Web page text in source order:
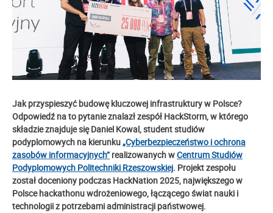
Jak przyspieszyć budowę kluczowej infrastruktury w Polsce?
Odpowiedź na to pytanie znalazł zespół HackStorm, w którego
składzie znajduje się Daniel Kowal, student studiów
podyplomowych na kierunku„Cyberbezpieczeństwo i ochrona
zasobów informacyjnych” realizowanych wCentrum Studiów
Podyplomowych Politechniki Rzeszowskiej. Projekt zespołu
został doceniony podczas HackNation 2025, największego w
Polsce hackathonu wdrożeniowego, łączącego świat nauki i
technologii z potrzebami administracji państwowej.